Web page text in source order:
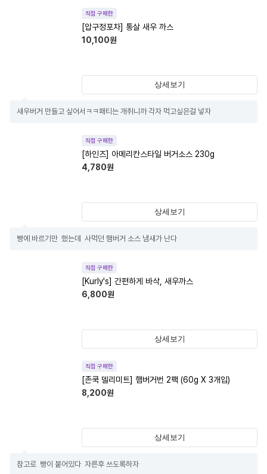
직접 구매한
[압구정포차] 통살 새우 까스
10,100원
상세보기
새우버거 만들고 싶어서ㅋㅋ패티는 개취니까 각자 먹고싶은걸 넣자
직접 구매한
[하인즈] 아메리칸스타일 버거소스 230g
4,780원
상세보기
빵에 바르기만  했는데  사먹던 햄버거 소스 냄새가 난다
직접 구매한
[Kurly's] 간편하게 바삭, 새우까스
6,800원
상세보기
직접 구매한
[존쿡 델리미트] 햄버거번 2팩 (60g X 3개입)
8,200원
상세보기
참고로  빵이 붙어있다  자른후 쓰도록하자